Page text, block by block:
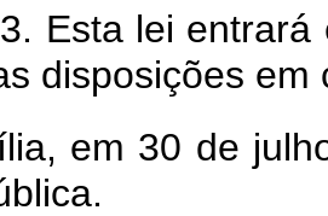
Esta lei
disposições em
em 30 de